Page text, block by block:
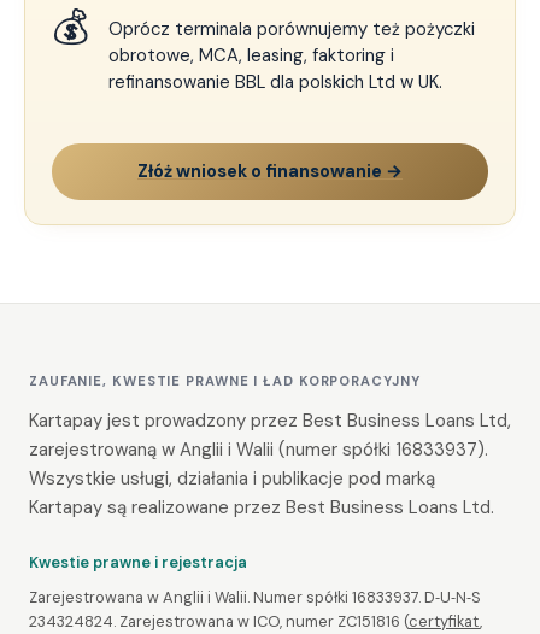
💰
Oprócz terminala porównujemy też pożyczki
obrotowe, MCA, leasing, faktoring i
refinansowanie BBL dla polskich Ltd w UK.
Złóż wniosek o finansowanie →
ZAUFANIE, KWESTIE PRAWNE I ŁAD KORPORACYJNY
Kartapay jest prowadzony przez Best Business Loans Ltd,
zarejestrowaną w Anglii i Walii (numer spółki 16833937).
Wszystkie usługi, działania i publikacje pod marką
Kartapay są realizowane przez Best Business Loans Ltd.
Kwestie prawne i rejestracja
Zarejestrowana w Anglii i Walii. Numer spółki 16833937. D‑U‑N‑S
234324824. Zarejestrowana w ICO, numer ZC151816 (certyfikat,